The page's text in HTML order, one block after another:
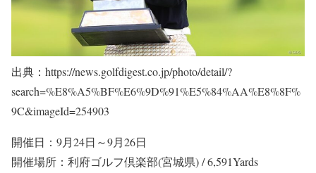
出典：https://news.golfdigest.co.jp/photo/detail/?
search=%E8%A5%BF%E6%9D%91%E5%84%AA%E8%8F%
9C&imageId=254903
開催日：9月24日～9月26日
開催場所：利府ゴルフ倶楽部(宮城県) / 6,591Yards